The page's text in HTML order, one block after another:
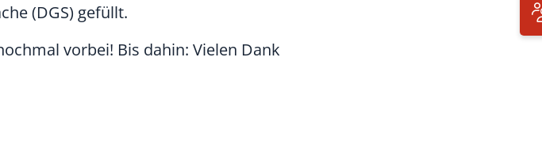
(DGS) gefüllt.
vorbei! Bis dahin: Vielen Dank